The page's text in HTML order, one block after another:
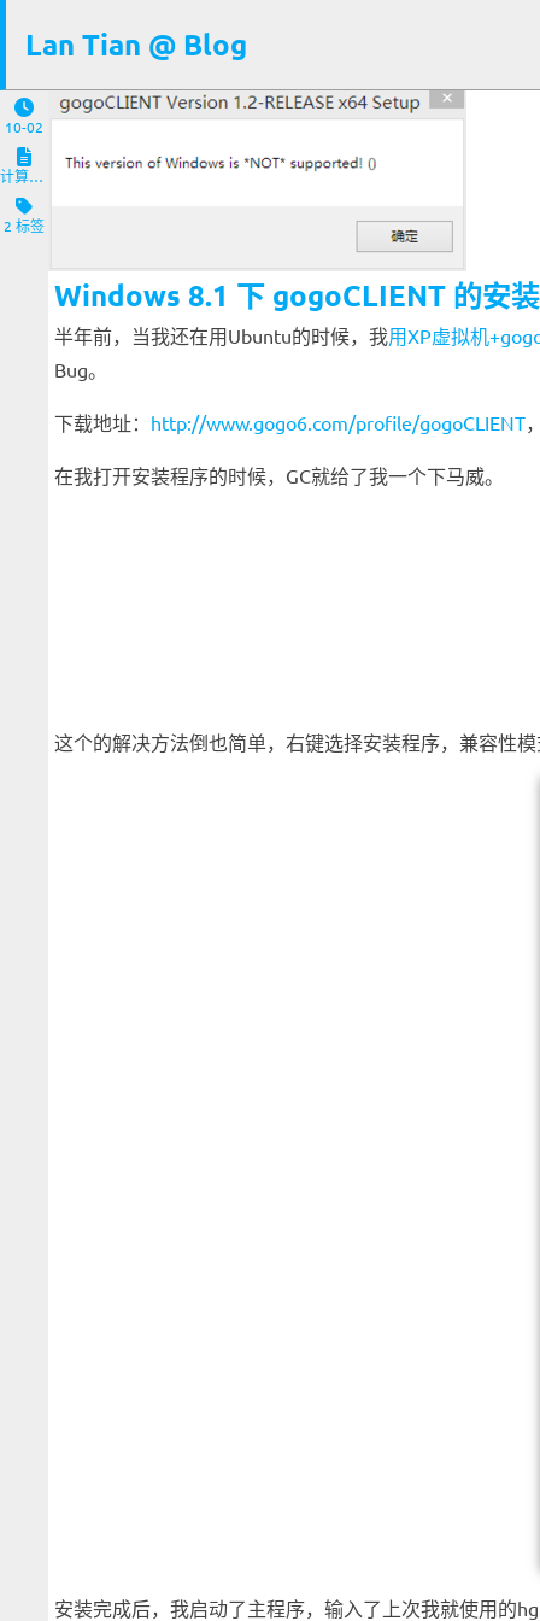
Lan Tian @ Blog
10-02
计算机与客户端
2 标签
Windows 8.1 下 gogoCLIENT 的安
半年前，当我还在用Ubuntu的时候，我用XP虚拟机
Bug。
下载地址： http://www.gogo6.com/profile/gogoCLIENT
在我打开安装程序的时候，GC就给了我一个下马威。
这个的解决方法倒也简单，右键选择安装程序，兼容性
安装完成后，我启动了主程序，输入了上次我就使用的